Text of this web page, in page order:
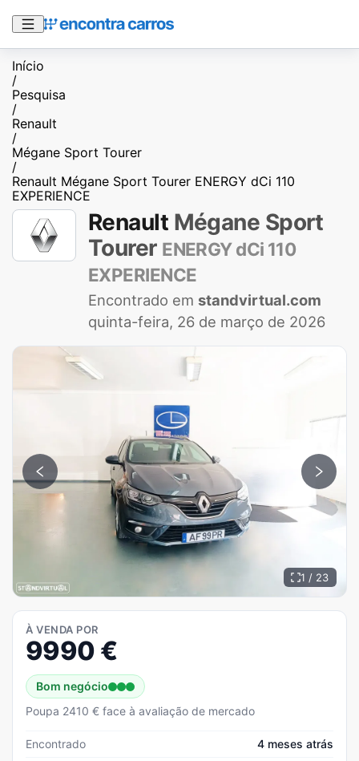
Início
/
Pesquisa
/
Renault
/
Mégane Sport Tourer
/
Renault Mégane Sport Tourer ENERGY dCi 110
EXPERIENCE
Renault Mégane Sport
Tourer ENERGY dCi 110
EXPERIENCE
Encontrado em standvirtual.com
quinta-feira, 26 de março de 2026
1 / 23
À VENDA POR
9990 €
Bom negócio
Poupa 2410 € face à avaliação de mercado
Encontrado
4 meses atrás